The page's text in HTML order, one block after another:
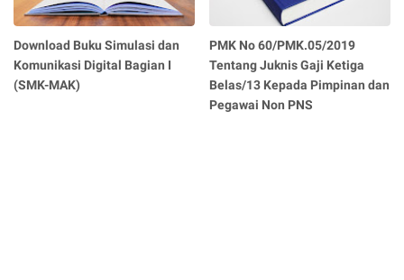
Download Buku Simulasi dan
Komunikasi Digital Bagian I
(SMK-MAK)
PMK No 60/PMK.05/2019
Tentang Juknis Gaji Ketiga
Belas/13 Kepada Pimpinan dan
Pegawai Non PNS